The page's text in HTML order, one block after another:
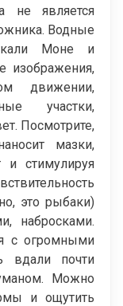
не является
Водные
Моне и
изображения,
движении,
участки,
Посмотрите,
мазки,
и стимулируя
это рыбаки)
набросками.
с огромными
вдали почти
Можно
и ощутить